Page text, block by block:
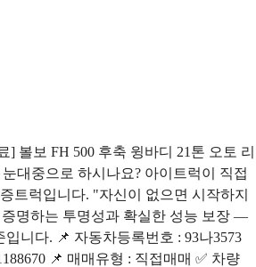
] 볼보 FH 500 후축 윙바디 21톤 오토 리
대중으로 하시나요? 아이트럭이 직접
트럭입니다. "자신이 없으면 시작하지
명하는 투명성과 확실한 성능 보장 —
니다. 📌 자동차등록번호 : 93나3573
📌 매매유형 : 직접매매 ✅ 차량